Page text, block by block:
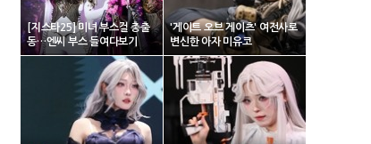
[지스타25] 미녀 부스걸 총출
동…엔씨 부스 들여다보기
'게이트 오브 게이츠' 여전사로
변신한 아자 미유코